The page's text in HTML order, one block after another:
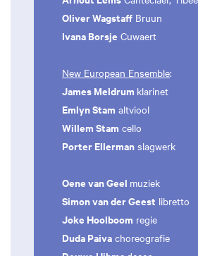
Oliver Wagstaff Bruun
Ivana Borsje Cuwaert
New European Ensemble:
James Meldrum klarinet
Emlyn Stam altviool
Willem Stam cello
Porter Ellerman slagwerk
Oene van Geel muziek
Simon van der Geest libretto
Joke Hoolboom regie
Duda Paiva choreografie